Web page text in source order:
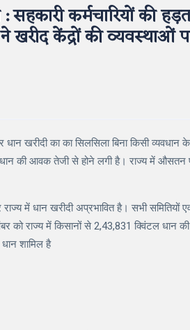
सहकारी कर्मचारियों की
खरीद केंद्रों की व्यवस्थाओं
धान खरीदी का का सिलसिला बिना किसी
की आवक तेजी से होने लगी है। राज्य में औसतन
में धान खरीदी अप्रभावित है। सभी
को राज्य में किसानों से 2,43,831 क्विंटल धान
शामिल है